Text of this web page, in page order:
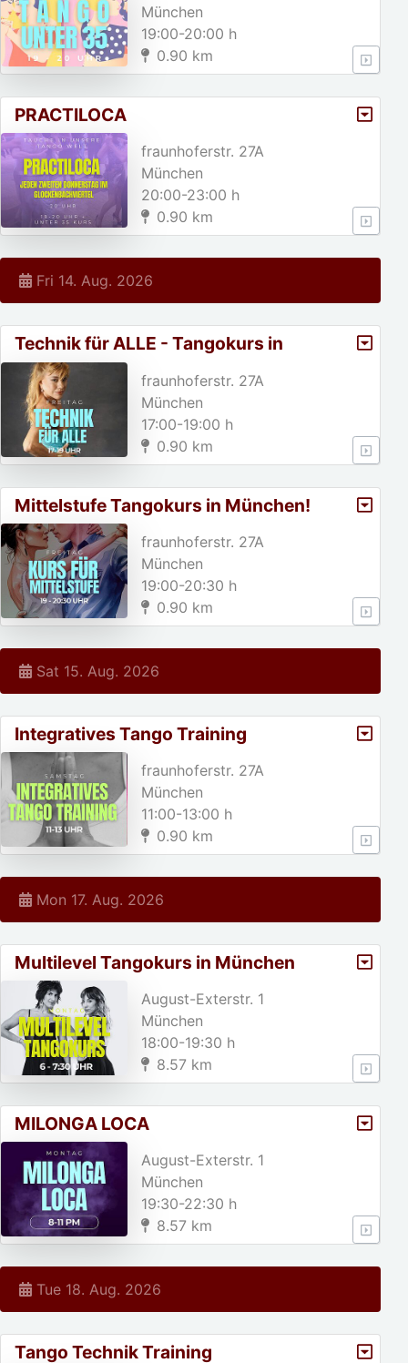
München
19:00-20:00 h
0.90 km
PRACTILOCA
fraunhoferstr. 27A
München
20:00-23:00 h
0.90 km
Fri 14. Aug. 2026
Technik für ALLE - Tangokurs in
München
fraunhoferstr. 27A
München
17:00-19:00 h
0.90 km
Mittelstufe Tangokurs in München!
fraunhoferstr. 27A
München
19:00-20:30 h
0.90 km
Sat 15. Aug. 2026
Integratives Tango Training
fraunhoferstr. 27A
München
11:00-13:00 h
0.90 km
Mon 17. Aug. 2026
Multilevel Tangokurs in München
August-Exterstr. 1
München
18:00-19:30 h
8.57 km
MILONGA LOCA
August-Exterstr. 1
München
19:30-22:30 h
8.57 km
Tue 18. Aug. 2026
Tango Technik Training